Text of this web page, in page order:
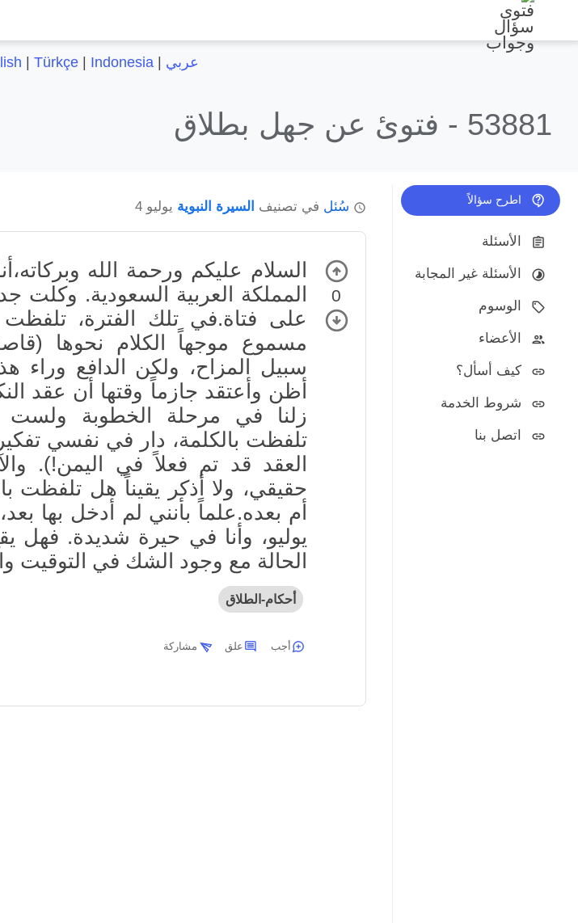
عربي |
Türkçe| Indonesia
53881 - فتوئ عن جهل بطلاق
اطرح سؤالاً
الأسئلة
الأسئلة غير المجابة
الوسوم
الأعضاء
كيف أسأل؟
شروط الخدمة
اتصل بنا
سُئل في تصنيف السيرة النبوية يوليو 4
0
السلام عليكم ورحمة الله
المملكة العربية السعودية. وكلت
على فتاة.في تلك الفترة،
مسموع موجهاً الكلام نحوها
سبيل المزاح، ولكن الدافع وراء
أظن وأعتقد جازماً وقتها أن عقد
زلنا في مرحلة الخطوبة ولست
تلفظت بالكلمة، دار في نفسي
العقد قد تم فعلاً في اليمن!).
حقيقي، ولا أذكر يقيناً هل تلفظت
يوليو، وأنا في حيرة شديدة.
الحالة مع وجود الشك في التوقيت
أحكام-الطلاق
أجب علق مشاركة